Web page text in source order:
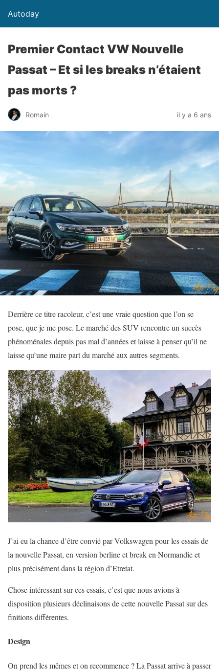
Autoday
Premier Contact VW Nouvelle
Passat – Et si les breaks n’étaient
pas morts ?
Romain il y a 6 ans
Derrière ce titre racoleur, c’est une vraie question que l’on se
pose, que je me pose. Le marché des SUV rencontre un succès
phénoménales depuis pas mal d’années et laisse à penser qu’il ne
laisse qu’une maire part du marché aux autres segments.
J’ai eu la chance d’être convié par Volkswagen pour les essais de
la nouvelle Passat, en version berline et break en Normandie et
plus précisément dans la région d’Etretat.
Chose intéressant sur ces essais, c’est que nous avions à
disposition plusieurs déclinaisons de cette nouvelle Passat sur des
finitions différentes.
Design
On prend les mêmes et on recommence ? La Passat arrive à passer